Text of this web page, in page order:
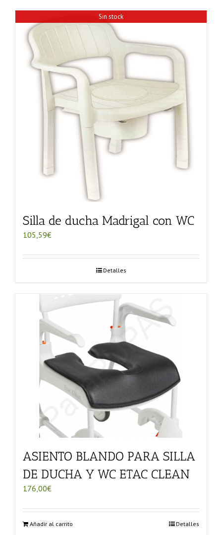
Sin stock
Silla de ducha Madrigal con WC
105,59€
Detalles
ASIENTO BLANDO PARA SILLA
DE DUCHA Y WC ETAC CLEAN
176,00€
Añadir al carrito Detalles